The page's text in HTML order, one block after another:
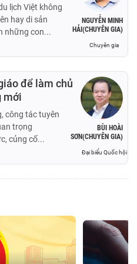
NGUYỄN MINH
HẢI(CHUYÊN GIA)
Chuyên gia
lịch Việt không
hay di sản
những con...
BÙI HOÀI
SƠN(CHUYÊN GIA)
Đại biểu Quốc hội
để làm chủ
mới
công tác tuyên
trọng
củng cố...